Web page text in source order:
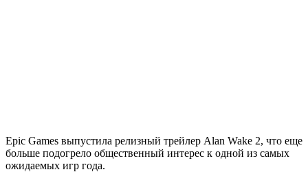
Epic Games выпустила релизный трейлер Alan Wake 2, что еще
больше подогрело общественный интерес к одной из самых
ожидаемых игр года.